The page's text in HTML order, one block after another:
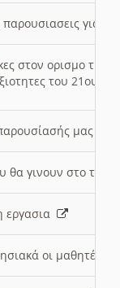
για
στον ορισμο
του 21ου
μας
θα γινουν στο
εργασια
οι μαθητές/